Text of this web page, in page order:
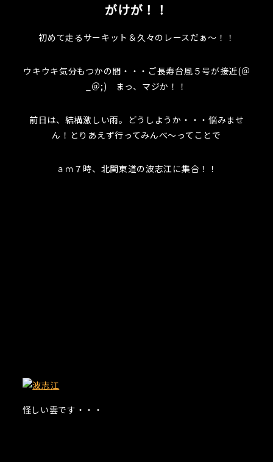
がけが！！
初めて走るサーキット＆久々のレースだぁ～！！
ウキウキ気分もつかの間・・・ご長寿台風５号が接近(＠
_＠;) まっ、マジか！！
前日は、結構激しい雨。どうしようか・・・悩みませ
ん！とりあえず行ってみんべ～ってことで
ａｍ７時、北関東道の波志江に集合！！
怪しい雲です・・・